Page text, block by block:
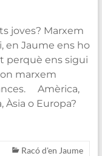
joves? Marxem
en Jaume ens ho
perquè ens sigui
marxem
Amèrica,
Àsia o Europa?
Racó d'en Jaume